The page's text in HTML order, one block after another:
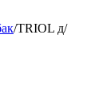
/TRIOL д/